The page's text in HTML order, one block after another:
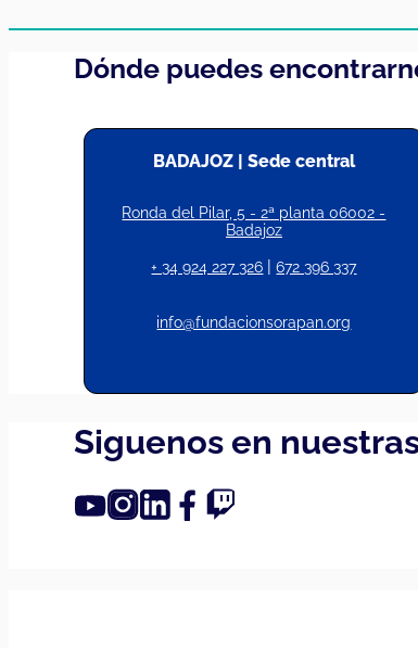
Dónde puedes
BADAJOZ | Sede central
Ronda del Pilar, 5 - 2ª planta 06002 -
Badajoz
+ 34 924 227 326 |672 396 337
info@fundacionsorapan.org
Siguenos en